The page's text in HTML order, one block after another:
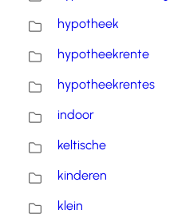
hypotheek
hypotheekrente
hypotheekrentes
indoor
keltische
kinderen
klein